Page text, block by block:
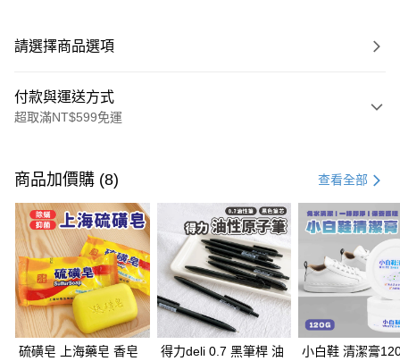
請選擇商品選項
付款與運送方式
超取滿NT$599免運
信用卡一次付款
超商取貨付款
LINE Pay
Apple Pay
街口支付
悠遊付
商品加價購 (8) 查看全部
硫磺皂 上海藥皂 香皂
得力deli 0.7 黑筆桿 油
小白鞋 清潔膏